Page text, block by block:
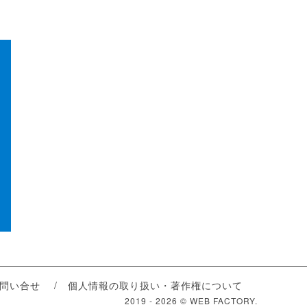
い合せ 個人情報の取り扱い・著作権について
2019 - 2026 © WEB FACTORY.